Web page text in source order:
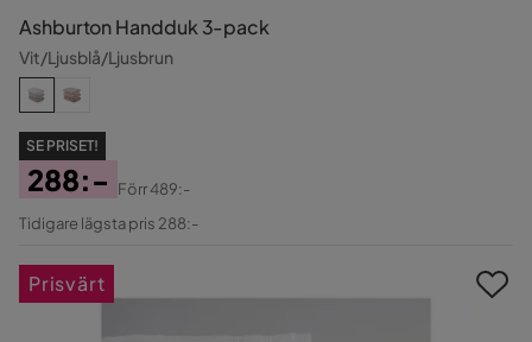
Ashburton Handduk 3-pack
Vit/Ljusblå/Ljusbrun
SE PRISET!
Pris
288:-
Original
Förr489:-
Tidigare lägsta pris 288:-
Prisvärt